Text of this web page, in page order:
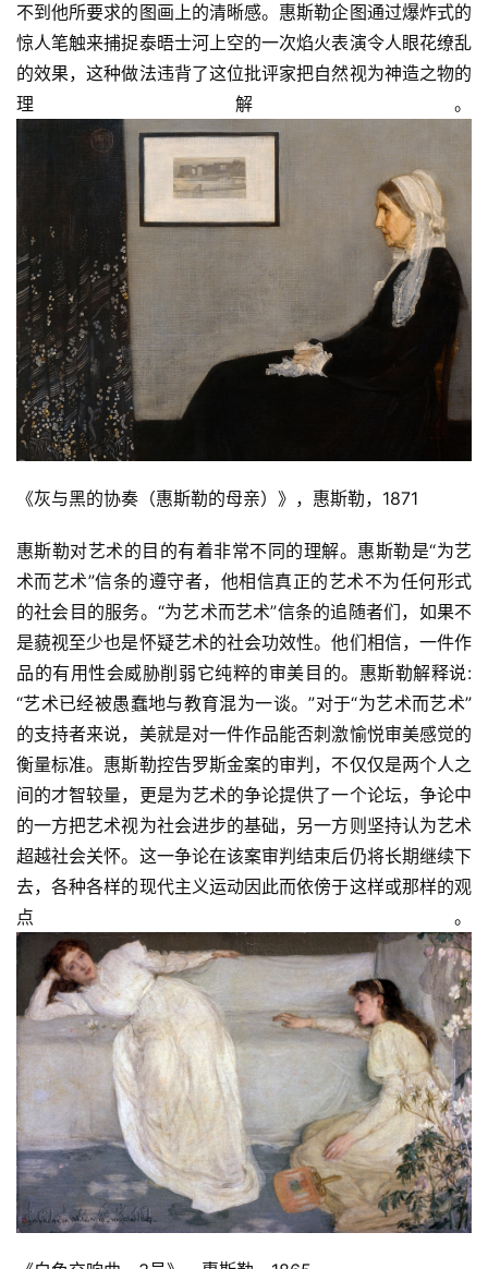
不到他所要求的图画上的清晰感。惠斯勒企图通过爆炸式的
惊人笔触来捕捉泰晤士河上空的一次焰火表演令人眼花缭乱
的效果，这种做法违背了这位批评家把自然视为神造之物的
理解。
《灰与黑的协奏（惠斯勒的母亲）》，惠斯勒，1871
惠斯勒对艺术的目的有着非常不同的理解。惠斯勒是“为艺
术而艺术”信条的遵守者，他相信真正的艺术不为任何形式
的社会目的服务。“为艺术而艺术”信条的追随者们，如果不
是藐视至少也是怀疑艺术的社会功效性。他们相信，一件作
品的有用性会威胁削弱它纯粹的审美目的。惠斯勒解释说:
“艺术已经被愚蠢地与教育混为一谈。”对于“为艺术而艺术”
的支持者来说，美就是对一件作品能否刺激愉悦审美感觉的
衡量标准。惠斯勒控告罗斯金案的审判，不仅仅是两个人之
间的才智较量，更是为艺术的争论提供了一个论坛，争论中
的一方把艺术视为社会进步的基础，另一方则坚持认为艺术
超越社会关怀。这一争论在该案审判结束后仍将长期继续下
去，各种各样的现代主义运动因此而依傍于这样或那样的观
点。